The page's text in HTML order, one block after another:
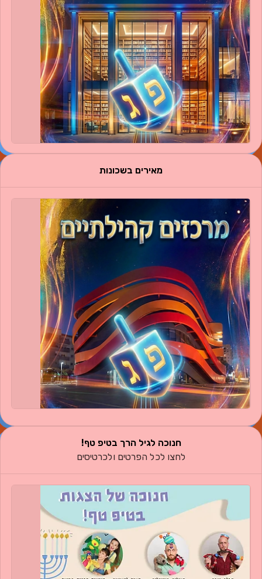
מאירים בשכונות
חנוכה לגיל הרך בטיפ טף!
לחצו לכל הפרטים ולכרטיסים